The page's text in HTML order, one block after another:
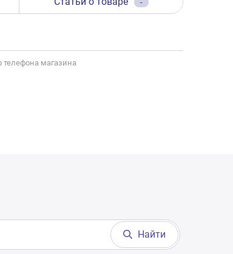
-
телефона магазина
Найти